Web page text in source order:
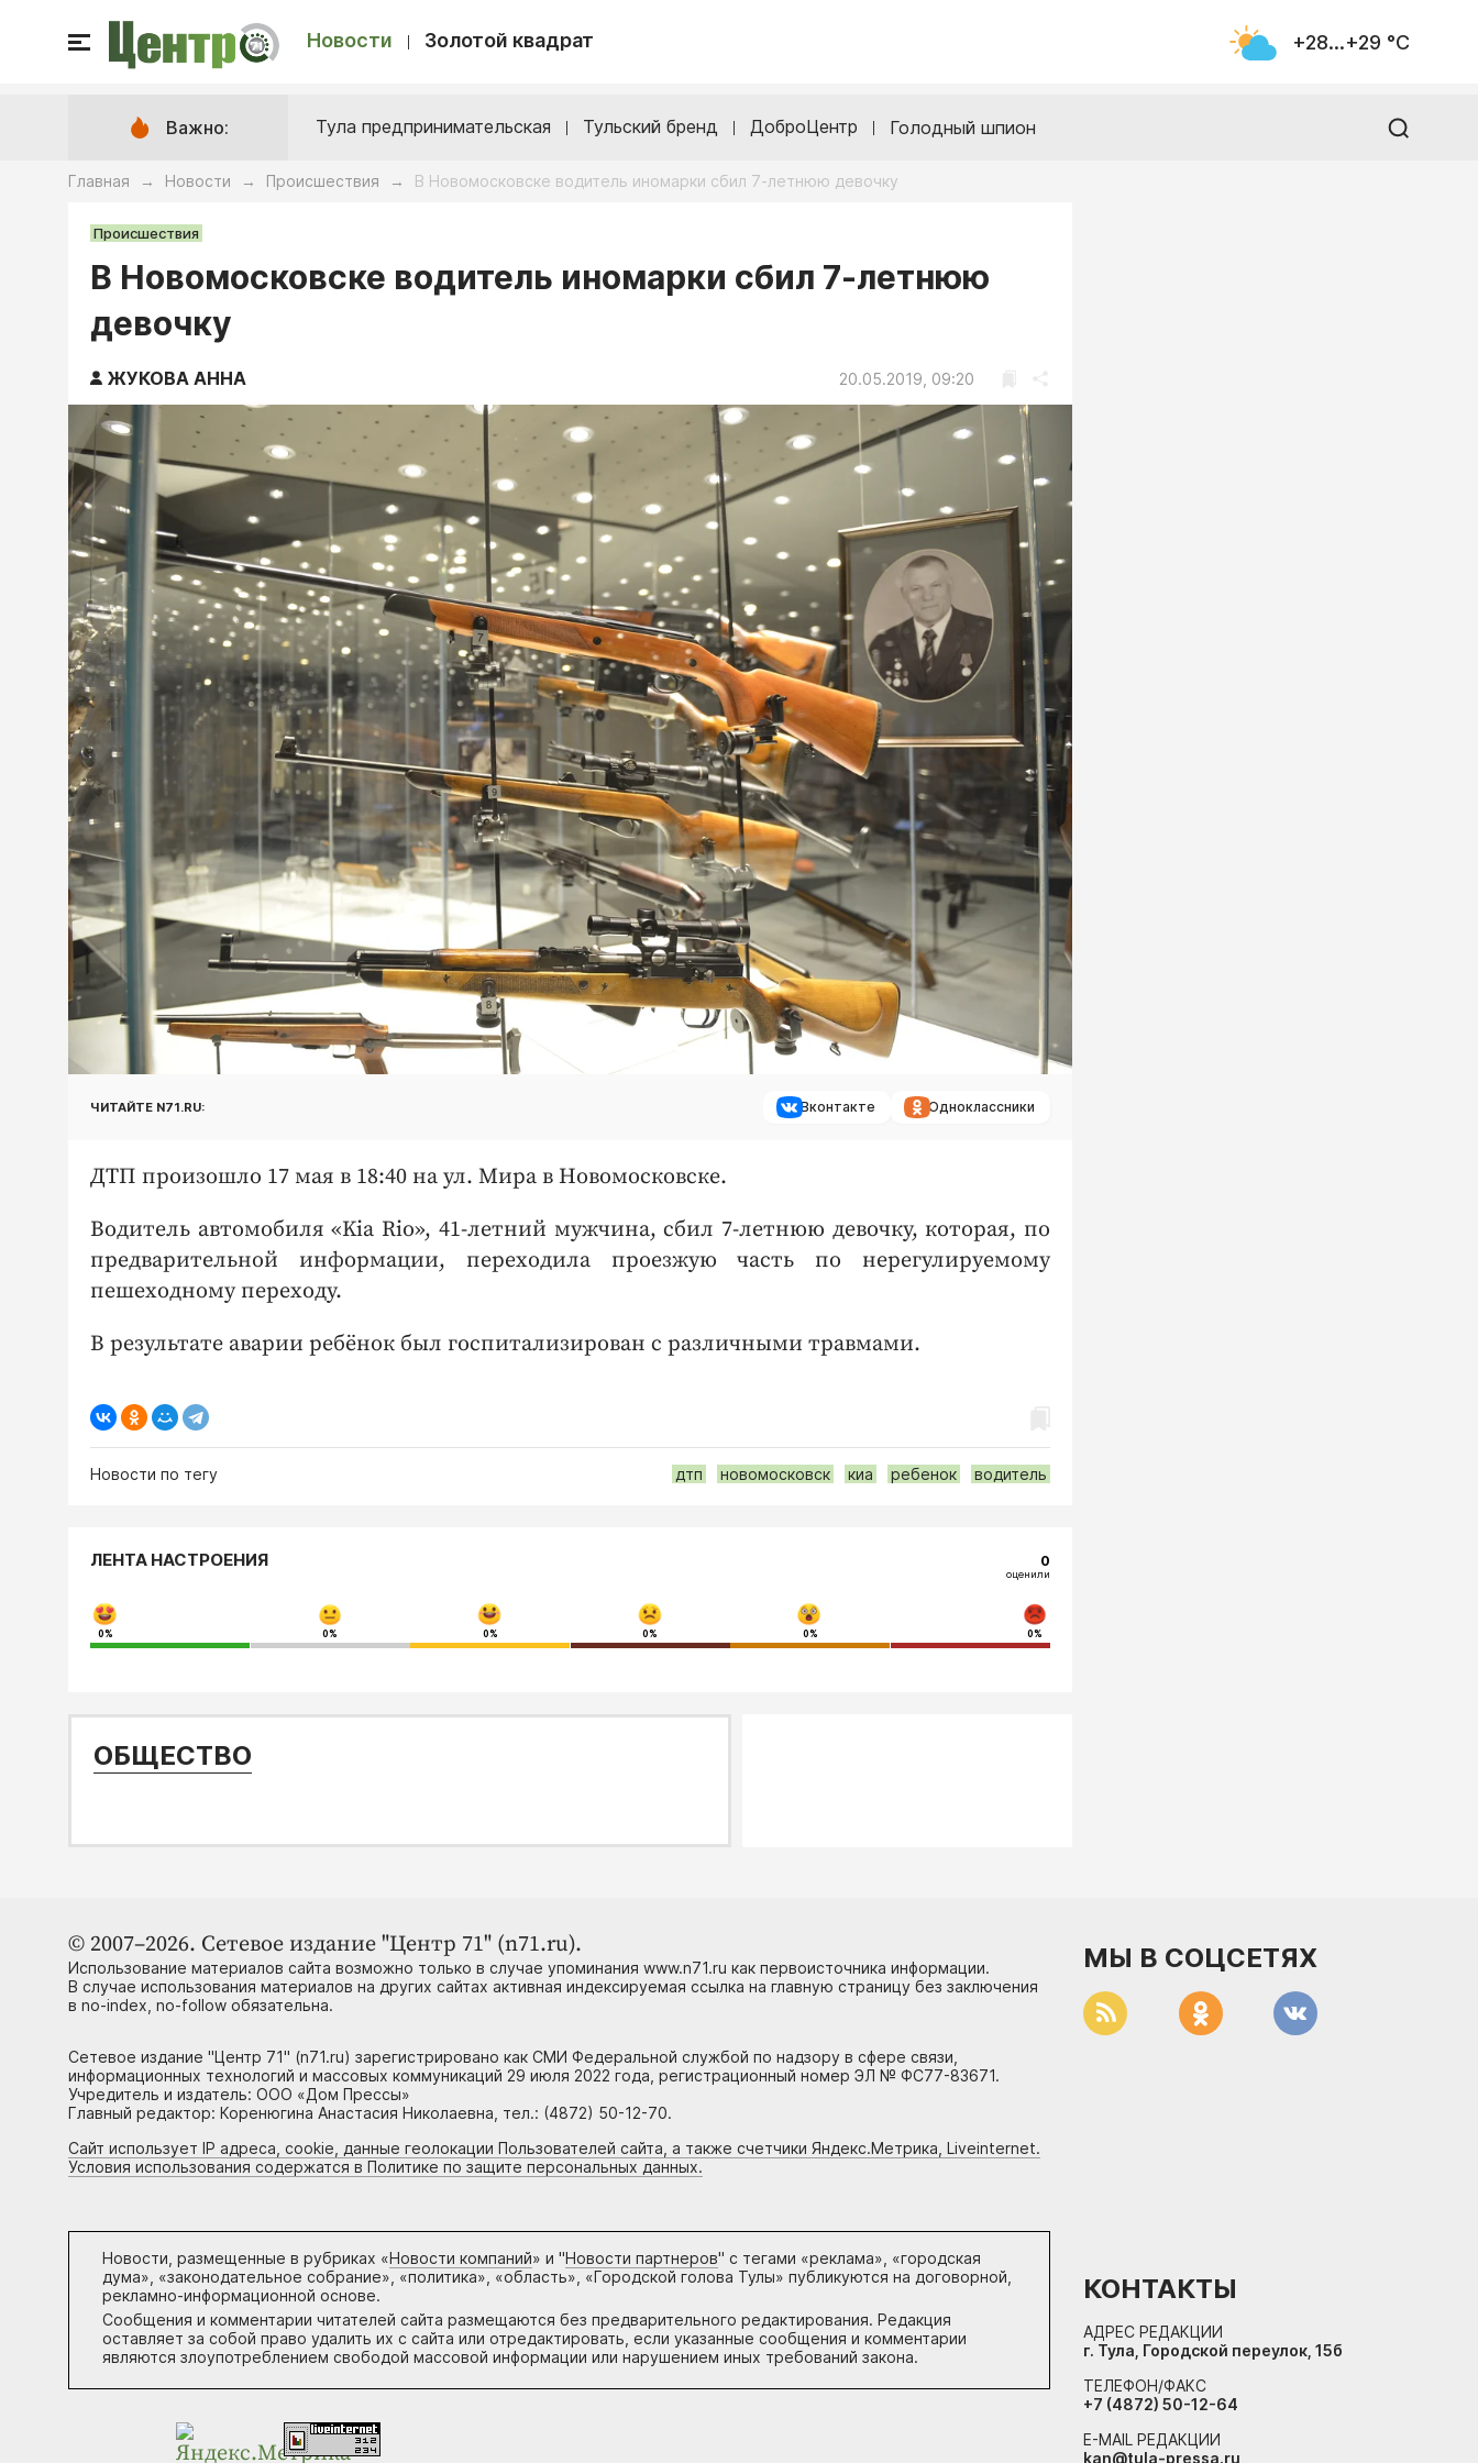
Новости Золотой квадрат +28...+29 °С
Важно: Тула предпринимательская Тульский бренд ДоброЦентр Голодный шпион
Главная → Новости → Происшествия → В Новомосковске водитель иномарки сбил 7-летнюю девочку
Происшествия
В Новомосковске водитель иномарки сбил 7-летнюю
девочку
ЖУКОВА АННА 20.05.2019, 09:20
ЧИТАЙТЕ N71.RU: Вконтакте Одноклассники
ДТП произошло 17 мая в 18:40 на ул. Мира в Новомосковске.
Водитель автомобиля «Kia Rio», 41-летний мужчина, сбил 7-летнюю девочку, которая, по
предварительной информации, переходила проезжую часть по нерегулируемому
пешеходному переходу.
В результате аварии ребёнок был госпитализирован с различными травмами.
Новости по тегу дтп новомосковск киа ребенок водитель
ЛЕНТА НАСТРОЕНИЯ 0
оценили
0% 0% 0% 0% 0% 0%
ОБЩЕСТВО
© 2007–2026. Сетевое издание "Центр 71" (n71.ru).
Использование материалов сайта возможно только в случае упоминания www.n71.ru как первоисточника информации.
В случае использования материалов на других сайтах активная индексируемая ссылка на главную страницу без заключения
в no-index, no-follow обязательна.
Сетевое издание "Центр 71" (n71.ru) зарегистрировано как СМИ Федеральной службой по надзору в сфере связи,
информационных технологий и массовых коммуникаций 29 июля 2022 года, регистрационный номер ЭЛ № ФС77-83671.
Учредитель и издатель: ООО «Дом Прессы»
Главный редактор: Коренюгина Анастасия Николаевна, тел.: (4872) 50-12-70.
Сайт использует IP адреса, cookie, данные геолокации Пользователей сайта, а также счетчики Яндекс.Метрика, Liveinternet.
Условия использования содержатся в Политике по защите персональных данных.
Новости, размещенные в рубриках «Новости компаний» и "Новости партнеров" с тегами «реклама», «городская
дума», «законодательное собрание», «политика», «область», «Городской голова Тулы» публикуются на договорной,
рекламно-информационной основе.
Сообщения и комментарии читателей сайта размещаются без предварительного редактирования. Редакция
оставляет за собой право удалить их с сайта или отредактировать, если указанные сообщения и комментарии
являются злоупотреблением свободой массовой информации или нарушением иных требований закона.
МЫ В СОЦСЕТЯХ
КОНТАКТЫ
АДРЕС РЕДАКЦИИ
г. Тула, Городской переулок, 15б
ТЕЛЕФОН/ФАКС
+7 (4872) 50-12-64
E-MAIL РЕДАКЦИИ
kan@tula-pressa.ru